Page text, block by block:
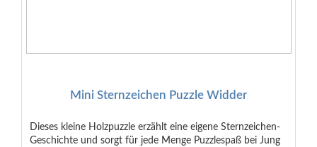
Mini Sternzeichen Puzzle Widder
Dieses kleine Holzpuzzle erzählt eine eigene Sternzeichen-
Geschichte und sorgt für jede Menge Puzzlespaß bei Jung